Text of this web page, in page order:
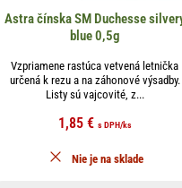
Astra čínska SM Duchesse
blue 0,5g
Vzpriamene rastúca vetvená letnička
určená k rezu a na záhonové výsadby.
Listy sú vajcovité, z...
1,85 € s DPH/ks
Nie je na sklade